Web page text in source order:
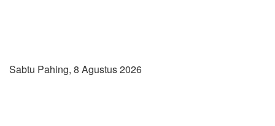
Sabtu Pahing, 8 Agustus 2026